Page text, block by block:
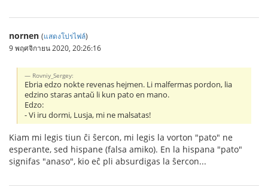
nornen (แสดงโปรไฟล์)
9 พฤศจิกายน 2020, 20:26:16
Rovniy_Sergey:
Ebria edzo nokte revenas hejmen. Li malfermas pordon, lia
edzino staras antaŭ li kun pato en mano.
Edzo:
- Vi iru dormi, Lusja, mi ne malsatas!
Kiam mi legis tiun ĉi ŝercon, mi legis la vorton "pato" ne
esperante, sed hispane (falsa amiko). En la hispana "pato"
signifas "anaso", kio eĉ pli absurdigas la ŝercon...